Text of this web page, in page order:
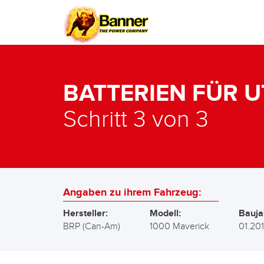
BATTERIEN FÜR
Schritt 3 von 3
Angaben zu ihrem Fahrzeug:
Hersteller:
BRP (Can-Am)
Modell:
1000 Maverick